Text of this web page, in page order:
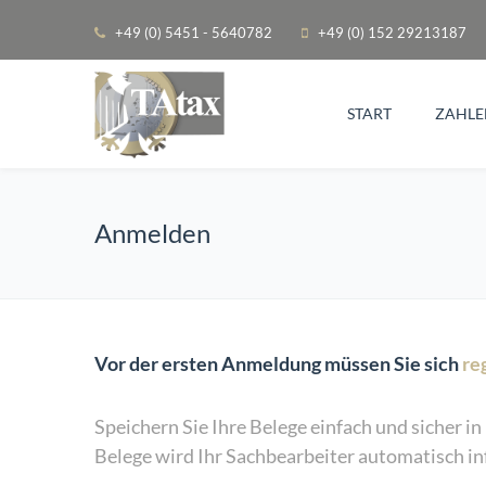
+49 (0) 5451 - 5640782 +49 (0) 152 29213187
START
Anmelden
Vor der ersten Anmeldung müssen Sie sich
Speichern Sie Ihre Belege einfach und sicher
Belege wird Ihr Sachbearbeiter automatisch